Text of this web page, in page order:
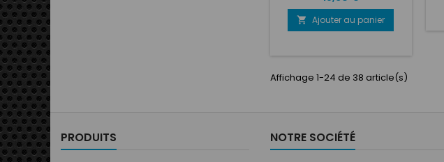
 Ajouter au panier
Affichage 1-24 de 38 article(s)
PRODUITS NOTRE SOCIÉTÉ